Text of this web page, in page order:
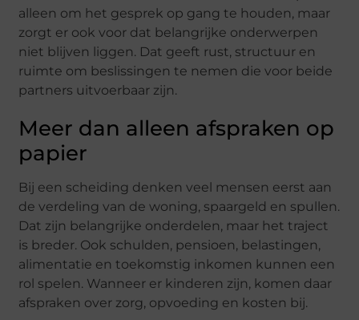
alleen om het gesprek op gang te houden, maar
zorgt er ook voor dat belangrijke onderwerpen
niet blijven liggen. Dat geeft rust, structuur en
ruimte om beslissingen te nemen die voor beide
partners uitvoerbaar zijn.
Meer dan alleen afspraken op
papier
Bij een scheiding denken veel mensen eerst aan
de verdeling van de woning, spaargeld en spullen.
Dat zijn belangrijke onderdelen, maar het traject
is breder. Ook schulden, pensioen, belastingen,
alimentatie en toekomstig inkomen kunnen een
rol spelen. Wanneer er kinderen zijn, komen daar
afspraken over zorg, opvoeding en kosten bij.